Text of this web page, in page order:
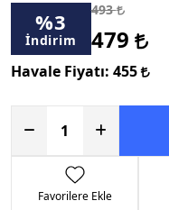
%3
İndirim
493
479
Havale Fiyatı: 455
Favorilere Ekle